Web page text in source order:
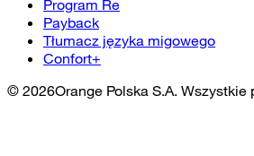
Program Re
Payback
Tłumacz języka migowego
Confort+
© 2026Orange Polska S.A. Wszystkie